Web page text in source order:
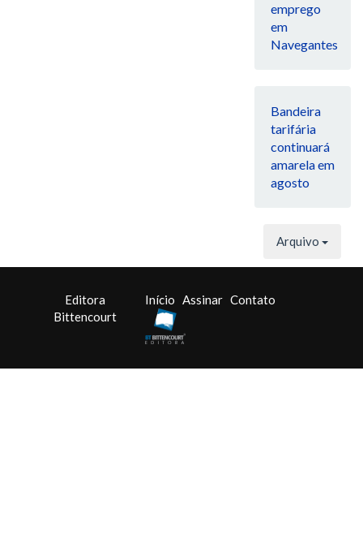
emprego
em
Navegantes
Bandeira
tarifária
continuará
amarela em
agosto
Arquivo
Editora
Bittencourt
Início Assinar Contato